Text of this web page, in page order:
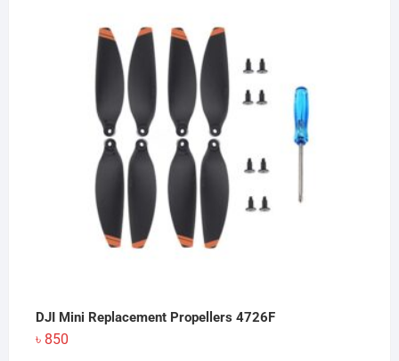
DJI Mini Replacement Propellers 4726F
৳ 850